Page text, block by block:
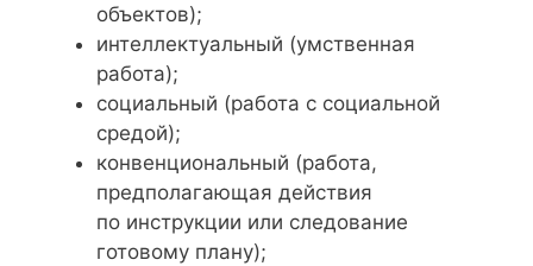
объектов);
интеллектуальный (умственная
работа);
социальный (работа с социальной
средой);
конвенциональный (работа,
предполагающая действия
по инструкции или следование
готовому плану);